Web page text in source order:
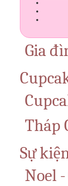
Gia
Tháp
Sự
Noel